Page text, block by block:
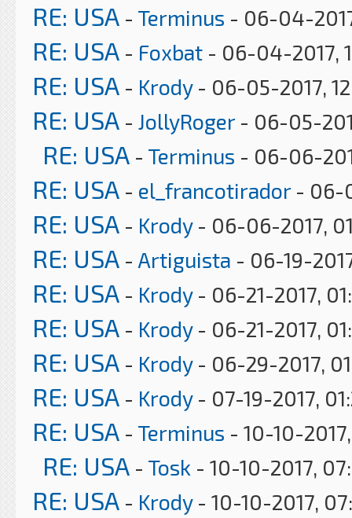
RE: USA - Terminus - 06-04-
RE: USA - Foxbat - 06-04-2017,
RE: USA - Krody- 06-05-2017,
RE: USA - JollyRoger- 06-05-
RE: USA - Terminus - 06-06-
RE: USA - el_francotirador- 06-
RE: USA - Krody- 06-06-2017,
RE: USA - Artiguista - 06-19-
RE: USA - Krody- 06-21-2017,
RE: USA - Krody- 06-21-2017,
RE: USA - Krody- 06-29-2017,
RE: USA - Krody- 07-19-2017,
RE: USA - Terminus - 10-10-
RE: USA - Tosk - 10-10-2017,
RE: USA - Krody- 10-10-2017,